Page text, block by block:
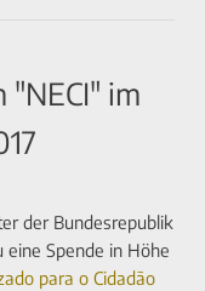
"NECI" im
der Bundesrepublik
eine Spende in Höhe
para o Cidadão